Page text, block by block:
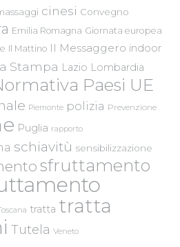
cinesi Convegno
Emilia Romagna Giornata europea
Il Mattino Il Messaggero indoor
Stampa Lazio Lombardia
Paesi UE
Piemonte polizia Prevenzione
Puglia rapporto
schiavitù sensibilizzazione
sfruttamento
tratta tratta
Tutela Veneto